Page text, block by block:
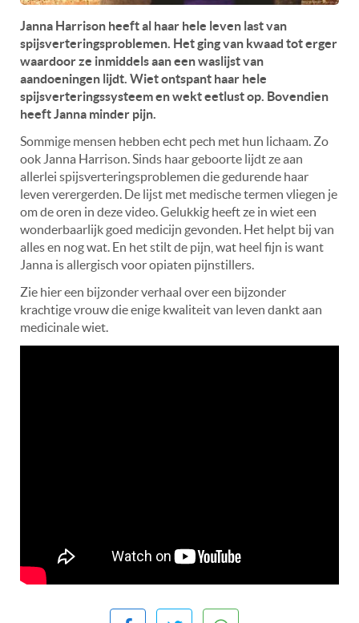
Janna Harrison heeft al haar hele leven last van
spijsverteringsproblemen. Het ging van kwaad tot erger
waardoor ze inmiddels aan een waslijst van
aandoeningen lijdt. Wiet ontspant haar hele
spijsverteringssysteem en wekt eetlust op. Bovendien
heeft Janna minder pijn.
Sommige mensen hebben echt pech met hun lichaam. Zo
ook Janna Harrison. Sinds haar geboorte lijdt ze aan
allerlei spijsverteringsproblemen die gedurende haar
leven verergerden. De lijst met medische termen vliegen je
om de oren in deze video. Gelukkig heeft ze in wiet een
wonderbaarlijk goed medicijn gevonden. Het helpt bij van
alles en nog wat. En het stilt de pijn, wat heel fijn is want
Janna is allergisch voor opiaten pijnstillers.
Zie hier een bijzonder verhaal over een bijzonder
krachtige vrouw die enige kwaliteit van leven dankt aan
medicinale wiet.